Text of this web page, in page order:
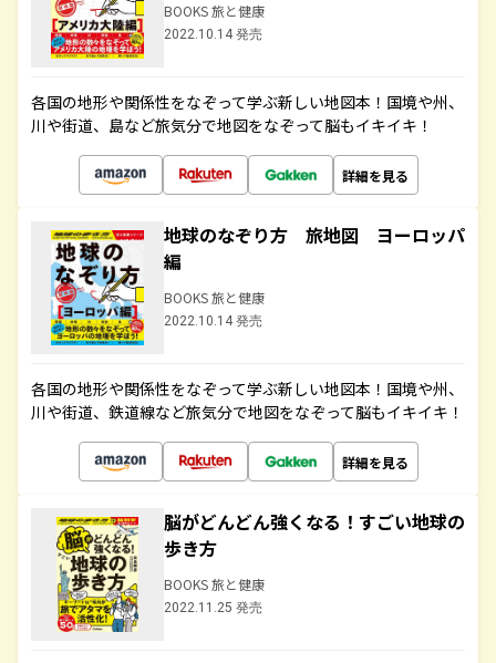
BOOKS 旅と健康
2022.10.14 発売
各国の地形や関係性をなぞって学ぶ新しい地図本！国境や州、
川や街道、島など旅気分で地図をなぞって脳もイキイキ！
詳細を見る
地球のなぞり方 旅地図 ヨーロッパ
編
BOOKS 旅と健康
2022.10.14 発売
各国の地形や関係性をなぞって学ぶ新しい地図本！国境や州、
川や街道、鉄道線など旅気分で地図をなぞって脳もイキイキ！
詳細を見る
脳がどんどん強くなる！すごい地球の
歩き方
BOOKS 旅と健康
2022.11.25 発売